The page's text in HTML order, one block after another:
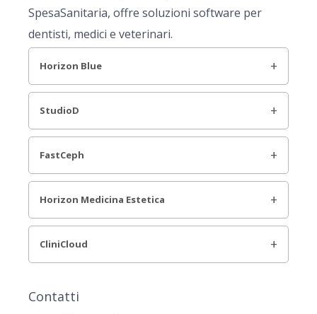
SpesaSanitaria, offre soluzioni software per
dentisti, medici e veterinari.
Horizon Blue
StudioD
FastCeph
Horizon Medicina Estetica
CliniCloud
Contatti